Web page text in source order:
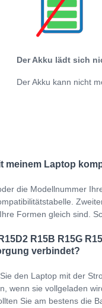
Der Akku lädt sich
Der Akku kann nicht
meinem Laptop
die Modellnummer
Formen gleich sind.
R15B R15G
verbindet?
den Laptop mit der
wenn sie vollgeladen
Sie am bestens die